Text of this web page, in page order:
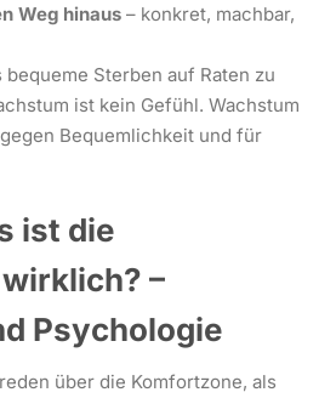
Weg hinaus – konkret, machbar,
Sterben auf Raten zu
ist kein Gefühl. Wachstum
Bequemlichkeit und für
ist die
–
Psychologie
über die Komfortzone, als